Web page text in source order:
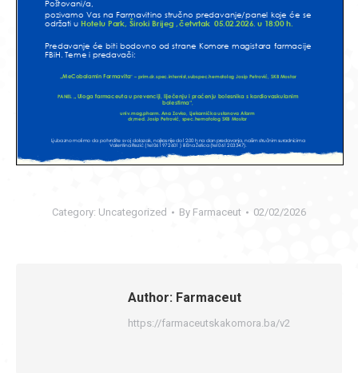
Category: Uncategorized By Farmaceut 02/02/2026
Author: Farmaceut
https://farmaceutskakomora.ba/v2